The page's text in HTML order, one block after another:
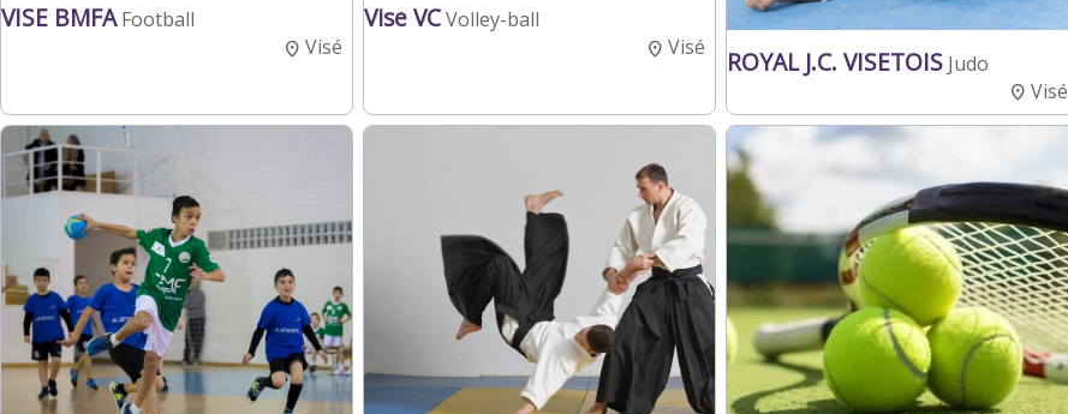
VISE BMFA Football
Visé
Vise VCVolley-ball
Visé
ROYAL J.C. VISETOIS Judo
Visé